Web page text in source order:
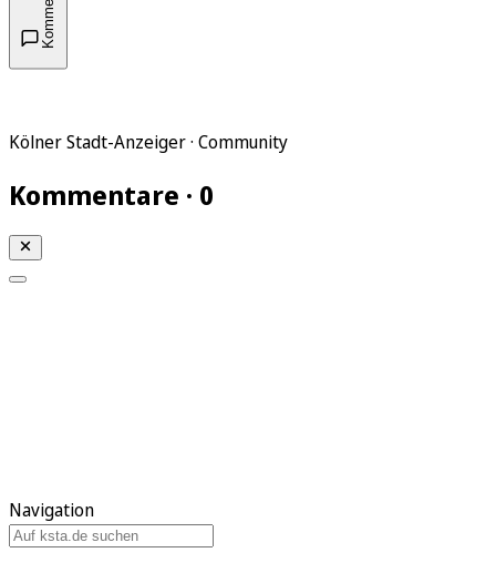
Kölner Stadt-Anzeiger · Community
Kommentare · 0
Navigation